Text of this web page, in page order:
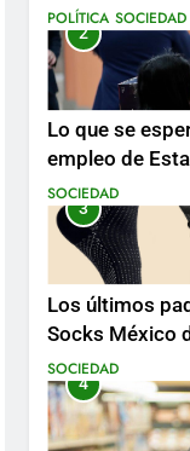
ucraniano
POLÍTICA SOCIEDAD
2
Lo que se
empleo de
SOCIEDAD
3
Los últimos
Socks México
SOCIEDAD
4